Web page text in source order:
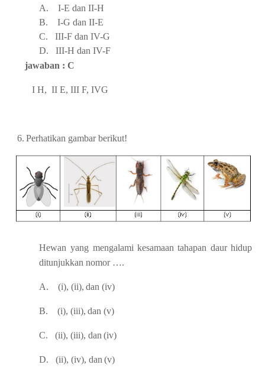
A.
I-E dan II-H
B.
I-G dan II-E
C.
III-F dan IV-G
D.
III-H dan IV-F
jawaban : C
I H, II E, III F, IVG
6.Perhatikan gambar berikut!
Hewan yang mengalami kesamaan tahapan daur hidup
ditunjukkan nomor ….
A. (i), (ii), dan (iv)
B. (i), (iii), dan (v)
C. (ii), (iii), dan (iv)
D. (ii), (iv), dan (v)